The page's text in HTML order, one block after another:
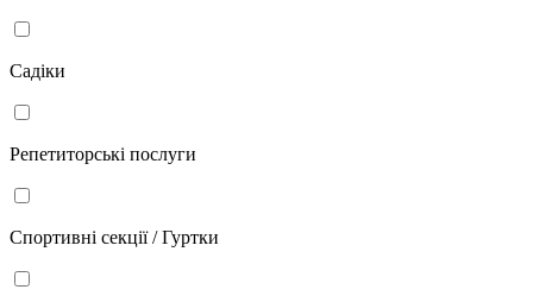
Садіки
Репетиторські послуги
Спортивні секції / Гуртки